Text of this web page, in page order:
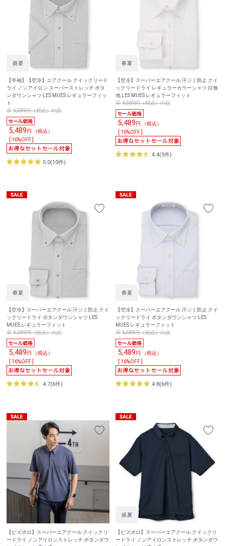
【半袖】【空冷】エアクール クイックリード
ライ ノンアイロン スーパーストレッチ ボタ
ンダウンシャツ LES MUES レギュラーフィッ
ト
6,589円（税込）の品
5,489円 （税込）
[ 16%OFF ]
5.0(10件)
【空冷】スーパーエアクール 汗ジミ防止 クイ
ックリードライ レギュラーカラーシャツ 白無
地 LES MUES レギュラーフィット
6,589円（税込）の品
5,489円 （税込）
[ 16%OFF ]
4.4(5件)
【空冷】スーパーエアクール 汗ジミ防止 クイ
ックリードライ ボタンダウンシャツ LES
MUES レギュラーフィット
6,589円（税込）の品
5,489円 （税込）
[ 16%OFF ]
4.7(6件)
【空冷】スーパーエアクール 汗ジミ防止 クイ
ックリードライ ボタンダウンシャツ LES
MUES レギュラーフィット
6,589円（税込）の品
5,489円 （税込）
[ 16%OFF ]
4.8(6件)
【ビズポロ】スーパーエアクール クイックリ
ードライ ノンアイロンストレッチ ボタンダウ
【ビズポロ】スーパーエアクール クイックリ
ードライ ノンアイロンストレッチ ボタンダウ